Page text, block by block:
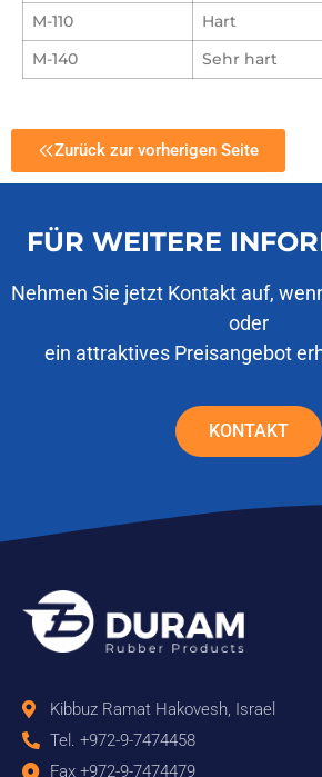
M-110
Hart
M-140
Sehr hart
Zurück zur vorherigen Seite
FÜR WEITERE
Nehmen Sie jetzt Kontakt auf,
oder
ein attraktives Preisangebot
KONTAKT
Kibbuz Ramat Hakovesh, Israel
Tel. +972-9-7474458
Fax +972-9-7474479